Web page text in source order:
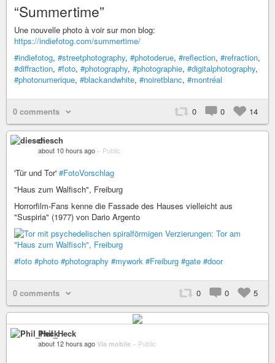
“Summertime”
Une nouvelle photo à voir sur mon blog:
https://indiefotog.com/summertime/
#indiefotog, #streetphotography, #photoderue, #reflection, #refraction,
#diffraction, #foto, #photography, #photographie, #digitalphotography,
#photonumerique, #blackandwhite, #noiretblanc, #montréal
0 comments 0 0 14
diesch
about 10 hours ago – Public
'Tür und Tor' #FotoVorschlag
"Haus zum Walfisch", Freiburg
Horrorfilm-Fans kenne die Fassade des Hauses vielleicht aus
"Suspiria" (1977) von Dario Argento
#foto #photo #photography #mywork #Freiburg #gate #door
0 comments 0 0 5
Phil_Heck
about 12 hours ago Via mobile – Public